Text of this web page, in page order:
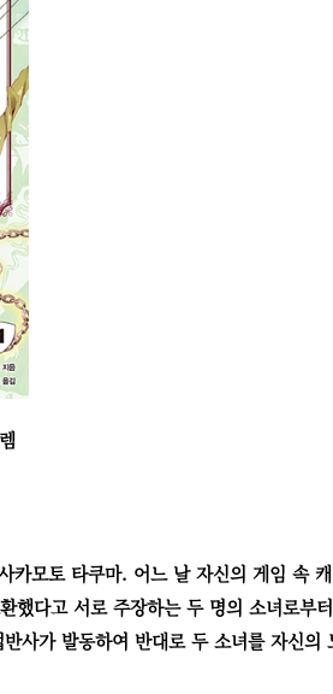
카모토 타쿠마. 어느 날 자신의 게임 속
했다고 서로 주장하는 두 명의 소녀로부
사가 발동하여 반대로 두 소녀를 자신의